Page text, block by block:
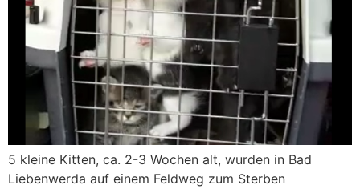
5 kleine Kitten, ca. 2-3 Wochen alt, wurden in Bad
Liebenwerda auf einem Feldweg zum Sterben